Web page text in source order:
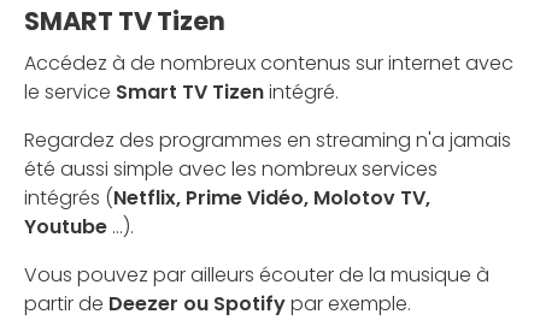
SMART TV Tizen
Accédez à de nombreux contenus sur internet avec
le service Smart TV Tizenintégré.
Regardez des programmes en streaming n'a jamais
été aussi simple avec les nombreux services
intégrés (Netflix, Prime Vidéo, Molotov TV,
Youtube ...).
Vous pouvez par ailleurs écouter de la musique à
partir de Deezer ou Spotifypar exemple.